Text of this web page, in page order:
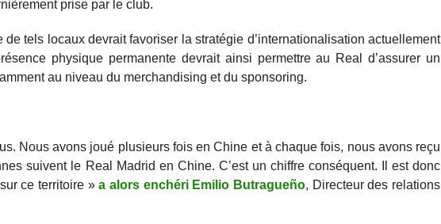
prise par le club.
tels locaux devrait favoriser la stratégie d’internationalisation actuellement
physique permanente devrait ainsi permettre au Real d’assurer un
au niveau du merchandising et du sponsoring.
Nous avons joué plusieurs fois en Chine et à chaque fois, nous avons reçu
suivent le Real Madrid en Chine. C’est un chiffre conséquent. Il est donc
ce territoire »a alors enchéri Emilio Butragueño, Directeur des relations